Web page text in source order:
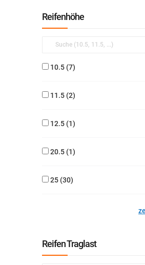
Reifenhöhe
10.5 7
11.5 2
12.5 1
20.5 1
25 30
Reifen Traglast